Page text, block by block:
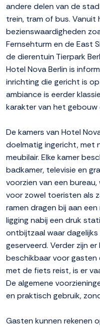
andere delen van de
trein, tram of bus. Vanuit
bezienswaardigheden
Fernsehturm en de East
de dierentuin Tierpark
Hotel Nova Berlin is
inrichting die gericht is
ambiance is eerder
karakter van het gebouw
De kamers van Hotel
doelmatig ingericht, met
meubilair. Elke kamer
badkamer, televisie en
voorzien van een
voor zowel toeristen als
ramen dragen bij aan
ligging nabij een druk
ontbijtzaal waar
geserveerd. Verder zijn
beschikbaar voor gasten
met de fiets reist, is er
De algemene
en praktisch gebruik,
Gasten kunnen rekenen